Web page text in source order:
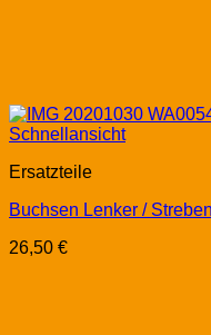
Schnellansicht
Ersatzteile
Buchsen Lenker /
26,50 €